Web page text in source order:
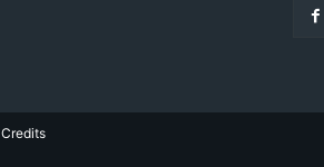
| Credits